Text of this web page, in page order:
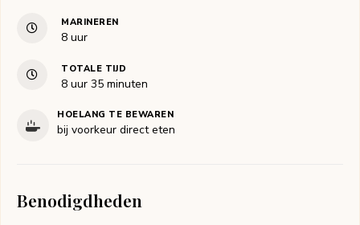
MARINEREN
8uur
uur
TOTALE TIJD
8uur
uur 35minuten
minuten
HOELANG TE BEWAREN
bij voorkeur direct eten
Benodigdheden